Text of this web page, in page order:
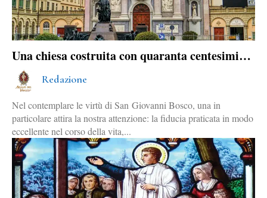
Una chiesa costruita con quaranta centesimi…
Redazione
Nel contemplare le virtù di San Giovanni Bosco, una in
particolare attira la nostra attenzione: la fiducia praticata in modo
eccellente nel corso della vita,...